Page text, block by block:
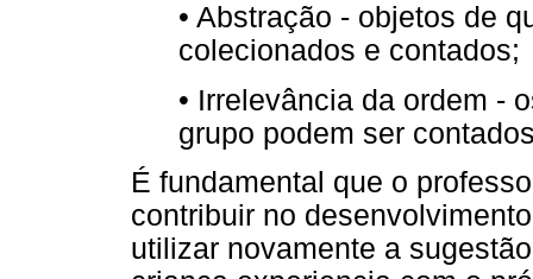
• Abstração - objetos de
colecionados e contados;
• Irrelevância da ordem -
grupo podem ser
É fundamental que o
contribuir no
utilizar novamente a